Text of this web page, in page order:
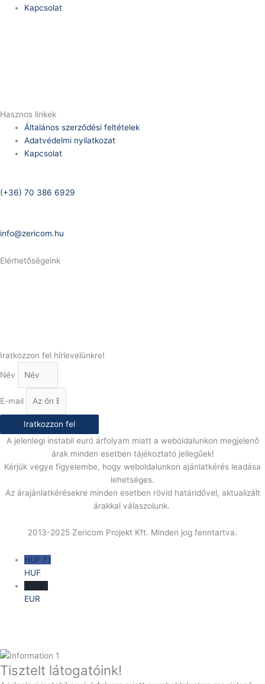
Kapcsolat
Hasznos linkek
Általános szerződési feltételek
Adatvédelmi nyilatkozat
Kapcsolat
(+36) 70 386 6929
info@zericom.hu
Elérhetőségeink
Iratkozzon fel hírlevelünkre!
Név
E-mail
Iratkozzon fel
A jelenlegi instabil euró árfolyam miatt a weboldalunkon megjelenő
árak minden esetben tájékoztató jellegűek!
Kérjük vegye figyelembe, hogy weboldalunkon ajánlatkérés leadása
lehetséges.
Az árajánlatkérésekre minden esetben rövid határidővel, aktualizált
árakkal válaszolunk.
2013-2025 Zericom Projekt Kft. Minden jog fenntartva.
HUF Ft
HUF
EUR €
EUR
Tisztelt látogatóink!